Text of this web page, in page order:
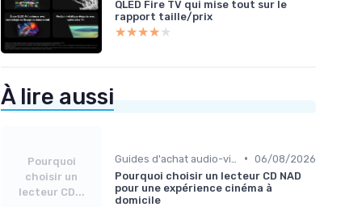
QLED Fire TV qui mise tout sur le
rapport taille/prix
★★★★★
★★★★★
À lire aussi
Pourquoi
choisir un
lecteur CD...
• 06/08/2026
Pourquoi choisir un lecteur CD NAD
pour une expérience cinéma à
domicile